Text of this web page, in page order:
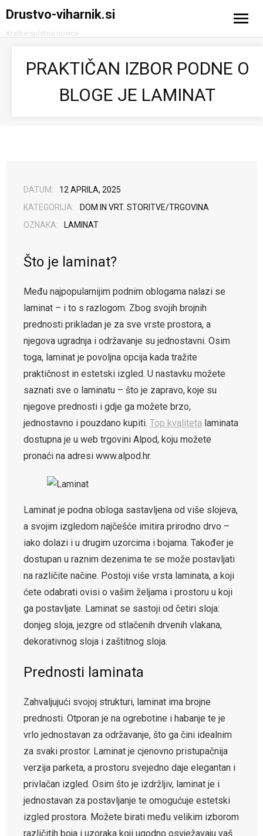
Drustvo-viharnik.si
Kratke spletne novice
PRAKTIČAN IZBOR PODNE O
BLOGE JE LAMINAT
DATUM:
12 APRILA, 2025
KATEGORIJA:
DOM IN VRT, STORITVE/TRGOVINA
OZNAKA:
LAMINAT
Što je laminat?
Među najpopularnijim podnim oblogama nalazi se
laminat – i to s razlogom. Zbog svojih brojnih
prednosti prikladan je za sve vrste prostora, a
njegova ugradnja i održavanje su jednostavni. Osim
toga, laminat je povoljna opcija kada tražite
praktičnost in estetski izgled. U nastavku možete
saznati sve o laminatu – što je zapravo, koje su
njegove prednosti i gdje ga možete brzo,
jednostavno i pouzdano kupiti. Top kvaliteta laminata
dostupna je u web trgovini Alpod, koju možete
pronaći na adresi www.alpod.hr.
Laminat je podna obloga sastavljena od više slojeva,
a svojim izgledom najčešće imitira prirodno drvo –
iako dolazi i u drugim uzorcima i bojama. Također je
dostupan u raznim dezenima te se može postavljati
na različite načine. Postoji više vrsta laminata, a koji
ćete odabrati ovisi o vašim željama i prostoru u koji
ga postavljate. Laminat se sastoji od četiri sloja:
donjeg sloja, jezgre od stlačenih drvenih vlakana,
dekorativnog sloja i zaštitnog sloja.
Prednosti laminata
Zahvaljujući svojoj strukturi, laminat ima brojne
prednosti. Otporan je na ogrebotine i habanje te je
vrlo jednostavan za održavanje, što ga čini idealnim
za svaki prostor. Laminat je cjenovno pristupačnija
verzija parketa, a prostoru svejedno daje elegantan i
privlačan izgled. Osim što je izdržljiv, laminat je i
jednostavan za postavljanje te omogućuje estetski
izgled prostora. Možete birati među velikim izborom
različitih boja i uzoraka koji ugodno osvježavaju vaš